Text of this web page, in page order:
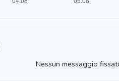
Nessun messaggio